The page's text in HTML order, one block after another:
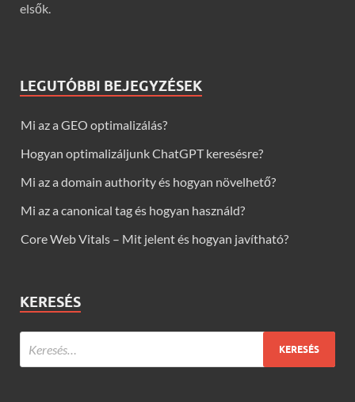
elsők.
LEGUTÓBBI BEJEGYZÉSEK
Mi az a GEO optimalizálás?
Hogyan optimalizáljunk ChatGPT keresésre?
Mi az a domain authority és hogyan növelhető?
Mi az a canonical tag és hogyan használd?
Core Web Vitals – Mit jelent és hogyan javítható?
KERESÉS